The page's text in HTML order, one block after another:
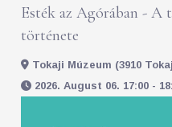
Esték az Agórában -
története
Tokaji Múzeum (3910
2026. August 06. 17:00 -